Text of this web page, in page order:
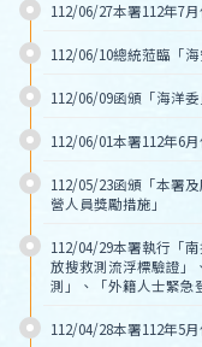
112/06/27本署112年7
112/06/10總統蒞臨「
112/06/09函頒「海洋
112/06/01本署112年6
112/05/23函頒「本署
營人員獎勵措施」
112/04/29本署執行「
放搜救測流浮標驗證」
測」、「外籍人士緊急
112/04/28本署112年5